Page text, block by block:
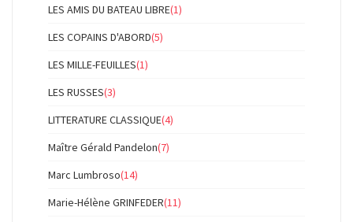
LES AMIS DU BATEAU LIBRE(1)
LES COPAINS D'ABORD(5)
LES MILLE-FEUILLES(1)
LES RUSSES(3)
LITTERATURE CLASSIQUE(4)
Maître Gérald Pandelon(7)
Marc Lumbroso(14)
Marie-Hélène GRINFEDER(11)